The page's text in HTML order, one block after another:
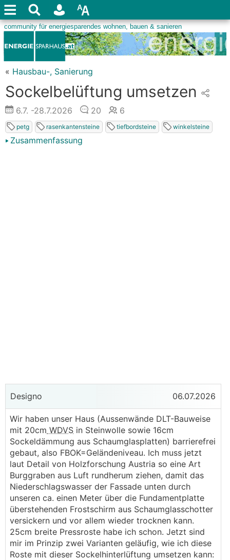
« Hausbau-, Sanierung
Sockelbelüftung umsetzen
6.7. -28.7.2026 20 6
petg rasenkantensteine tiefbordsteine winkelsteine
Zusammenfassung
Designo 06.07.2026
Wir haben unser Haus (Aussenwände DLT-Bauweise
mit 20cm WDVS in Steinwolle sowie 16cm
Sockeldämmung aus Schaumglasplatten) barrierefrei
gebaut, also FBOK=Geländeniveau. Ich muss jetzt
laut Detail von Holzforschung Austria so eine Art
Burggraben aus Luft rundherum ziehen, damit das
Niederschlagswasser der Fassade unten durch
unseren ca. einen Meter über die Fundamentplatte
überstehenden Frostschirm aus Schaumglasschotter
versickern und vor allem wieder trocknen kann.
25cm breite Pressroste habe ich schon. Jetzt sind
mir im Prinzip zwei Varianten geläufig, wie ich diese
Roste mit dieser Sockelhinterlüftung umsetzen kann: